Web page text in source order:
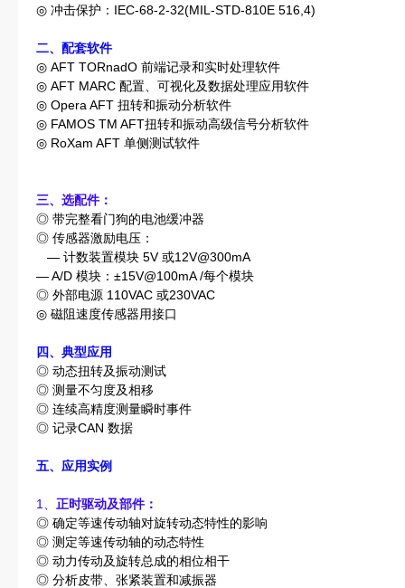
◎ 冲击保护：IEC-68-2-32(MIL-STD-810E 516,4)
二、配套软件
◎ AFT TORnadO 前端记录和实时处理软件
◎ AFT MARC 配置、可视化及数据处理应用软件
◎ Opera AFT 扭转和振动分析软件
◎ FAMOS TM AFT扭转和振动高级信号分析软件
◎ RoXam AFT 单侧测试软件
三、选配件：
◎ 带完整看门狗的电池缓冲器
◎ 传感器激励电压：
— 计数装置模块 5V 或12V@300mA
— A/D 模块：±15V@100mA /每个模块
◎ 外部电源 110VAC 或230VAC
◎ 磁阻速度传感器用接口
四、典型应用
◎ 动态扭转及振动测试
◎ 测量不匀度及相移
◎ 连续高精度测量瞬时事件
◎ 记录CAN 数据
五、应用实例
1、 正时驱动及部件：
◎ 确定等速传动轴对旋转动态特性的影响
◎ 测定等速传动轴的动态特性
◎ 动力传动及旋转总成的相位相干
◎ 分析皮带、张紧装置和减振器